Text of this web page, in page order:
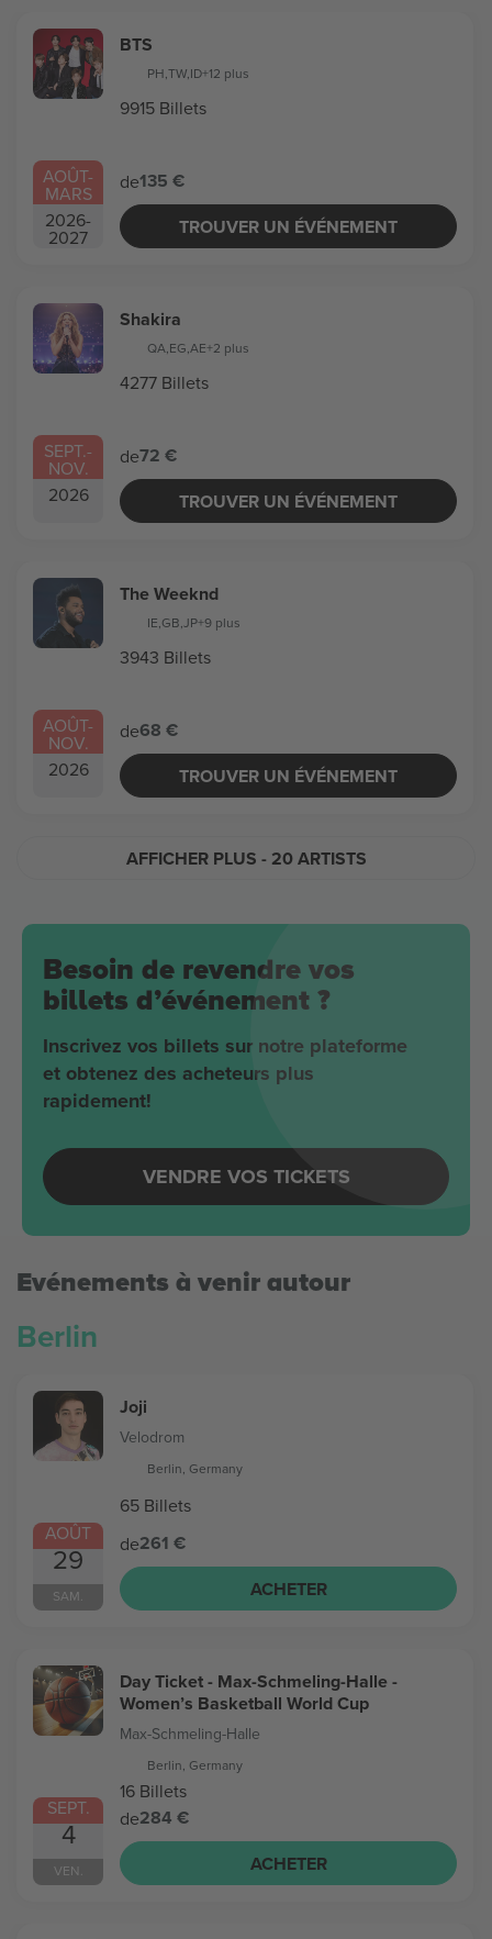
AOÛT-
MARS
2026-
2027
BTS
PH,TW,ID+12 plus
9915 Billets
de135 €
TROUVER UN ÉVÉNEMENT
SEPT.-
NOV.
2026
Shakira
QA,EG,AE+2 plus
4277 Billets
de72 €
TROUVER UN ÉVÉNEMENT
AOÛT-
NOV.
2026
The Weeknd
IE,GB,JP+9 plus
3943 Billets
de68 €
TROUVER UN ÉVÉNEMENT
AFFICHER PLUS - 20 ARTISTS
Besoin de revendre vos
billets d’événement ?
Inscrivez vos billets sur notre plateforme
et obtenez des acheteurs plus
rapidement!
VENDRE VOS TICKETS
Evénements à venir autour
Berlin
AOÛT
29
SAM.
Joji
Velodrom
Berlin, Germany
65 Billets
de261 €
ACHETER
SEPT.
4
VEN.
Day Ticket - Max-Schmeling-Halle -
Women’s Basketball World Cup
Max-Schmeling-Halle
Berlin, Germany
16 Billets
de284 €
ACHETER